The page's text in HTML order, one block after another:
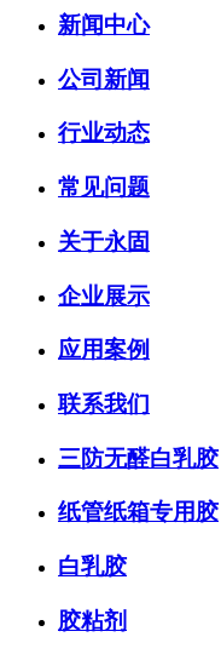
新闻中心
公司新闻
行业动态
常见问题
关于永固
企业展示
应用案例
联系我们
三防无醛白乳胶
纸管纸箱专用胶
白乳胶
胶粘剂